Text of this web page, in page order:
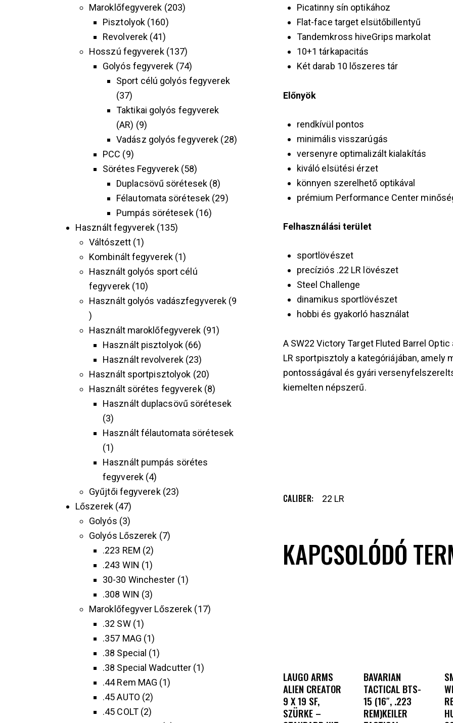
Picatinny sín optikához
Flat-face target elsütőbillentyű
Tandemkross hiveGrips markolat
10+1 tárkapacitás
Két darab 10 lőszeres tár
Előnyök
rendkívül pontos
minimális visszarúgás
versenyre optimalizált kialakítás
kiváló elsütési érzet
könnyen szerelhető optikával
prémium Performance Center
Felhasználási terület
sportlövészet
precíziós .22 LR lövészet
Steel Challenge
dinamikus sportlövészet
hobbi és gyakorló használat
A SW22 Victory Target Fluted Barrel
LR sportpisztoly a kategóriájában, amely
pontosságával és gyári
kiemelten népszerű.
СALIBER 22 LR
KAPCSOLÓDÓ
LAUGO ARMS
ALIEN CREATOR
9 X 19 SF,
SZÜRKE –
BAVARIAN
TACTICAL BTS-
15 (16″, .223
REM)KEILER
Maroklőfegyverek 203
Pisztolyok 160
Revolverek 41
Hosszú fegyverek 137
Golyós fegyverek 74
Sport célú golyós fegyverek
37
Taktikai golyós fegyverek
(AR) 9
Vadász golyós fegyverek 28
PCC
9
Sörétes Fegyverek 58
Duplacsövű sörétesek 8
Félautomata sörétesek 29
Pumpás sörétesek 16
Használt fegyverek 135
Váltószett 1
Kombinált fegyverek 1
Használt golyós sport célú
fegyverek 10
Használt golyós vadászfegyverek 9
Használt maroklőfegyverek 91
Használt pisztolyok 66
Használt revolverek 23
Használt sportpisztolyok 20
Használt sörétes fegyverek 8
Használt duplacsövű sörétesek
3
Használt félautomata sörétesek
1
Használt pumpás sörétes
fegyverek 4
Gyűjtői fegyverek 23
Lőszerek 47
Golyós 3
Golyós Lőszerek 7
.223 REM 2
.243 WIN
1
30-30 Winchester 1
.308 WIN
3
Maroklőfegyver Lőszerek 17
.32 SW 1
.357 MAG 1
.38 Special
1
.38 Special Wadcutter 1
.44 Rem MAG 1
.45 AUTO 2
.45 COLT 2